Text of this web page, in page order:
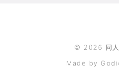
© 2026 同
Made by